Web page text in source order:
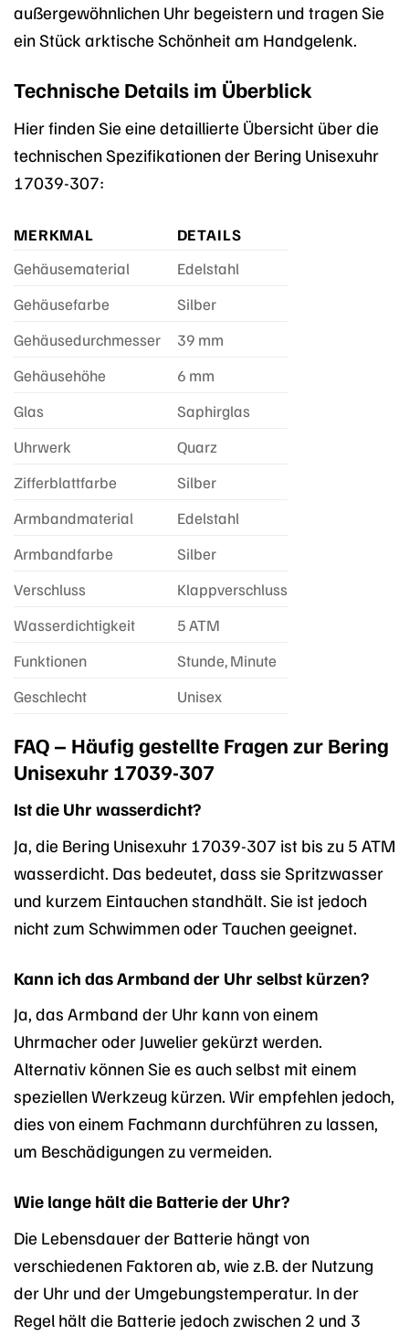
außergewöhnlichen Uhr begeistern und tragen Sie
ein Stück arktische Schönheit am Handgelenk.
Technische Details im Überblick
Hier finden Sie eine detaillierte Übersicht über die
technischen Spezifikationen der Bering Unisexuhr
17039-307:
MERKMAL
DETAILS
Gehäusematerial
Edelstahl
Gehäusefarbe
Silber
Gehäusedurchmesser
39 mm
Gehäusehöhe
6 mm
Glas
Saphirglas
Uhrwerk
Quarz
Zifferblattfarbe
Silber
Armbandmaterial
Edelstahl
Armbandfarbe
Silber
Verschluss
Klappverschluss
Wasserdichtigkeit
5 ATM
Funktionen
Stunde, Minute
Geschlecht
Unisex
FAQ – Häufig gestellte Fragen zur Bering
Unisexuhr 17039-307
Ist die Uhr wasserdicht?
Ja, die Bering Unisexuhr 17039-307 ist bis zu 5 ATM
wasserdicht. Das bedeutet, dass sie Spritzwasser
und kurzem Eintauchen standhält. Sie ist jedoch
nicht zum Schwimmen oder Tauchen geeignet.
Kann ich das Armband der Uhr selbst kürzen?
Ja, das Armband der Uhr kann von einem
Uhrmacher oder Juwelier gekürzt werden.
Alternativ können Sie es auch selbst mit einem
speziellen Werkzeug kürzen. Wir empfehlen jedoch,
dies von einem Fachmann durchführen zu lassen,
um Beschädigungen zu vermeiden.
Wie lange hält die Batterie der Uhr?
Die Lebensdauer der Batterie hängt von
verschiedenen Faktoren ab, wie z.B. der Nutzung
der Uhr und der Umgebungstemperatur. In der
Regel hält die Batterie jedoch zwischen 2 und 3